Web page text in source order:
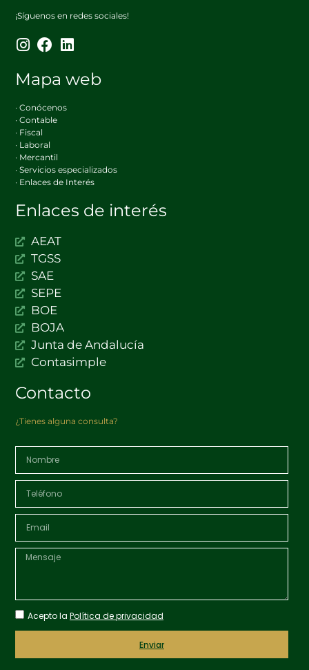
¡Síguenos en redes sociales!
Mapa web
· Conócenos
· Contable
· Fiscal
· Laboral
· Mercantil
· Servicios especializados
· Enlaces de Interés
Enlaces de interés
AEAT
TGSS
SAE
SEPE
BOE
BOJA
Junta de Andalucía
Contasimple
Contacto
¿Tienes alguna consulta?
Acepto la Política de privacidad
Enviar